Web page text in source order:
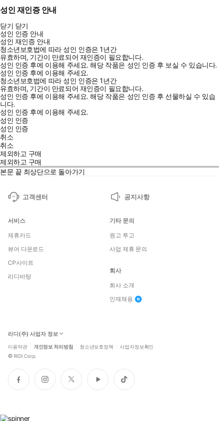
성인 재인증 안내
닫기 닫기
성인 인증 안내
성인 재인증 안내
청소년보호법에 따라 성인 인증은 1년간
유효하며, 기간이 만료되어 재인증이 필요합니다.
성인 인증 후에 이용해 주세요.해당 작품은 성인 인증 후 보실 수 있습니다.
성인 인증 후에 이용해 주세요.
청소년보호법에 따라 성인 인증은 1년간
유효하며, 기간이 만료되어 재인증이 필요합니다.
성인 인증 후에 이용해 주세요.해당 작품은 성인 인증 후 선물하실 수 있습
니다.
성인 인증 후에 이용해 주세요.
성인 인증
성인 인증
취소
취소
제외하고 구매
제외하고 구매
본문 끝 최상단으로 돌아가기
고객센터 공지사항
서비스
제휴카드
뷰어 다운로드
CP사이트
리디바탕
기타 문의
원고 투고
사업 제휴 문의
회사
회사 소개
인재채용
리디(주) 사업자 정보
이용약관 개인정보 처리방침 청소년보호정책 사업자정보확인
© RIDI Corp.
페
이
인
스
트
위
유
튜
틱
톡